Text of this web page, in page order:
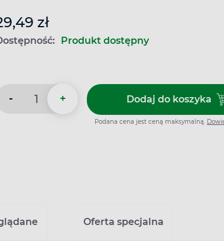
zł
Produkt dostępny
- + Dodaj do koszyka
Dodaj do
Podana cena jest ceną maksymalną.
Oferta specjalna